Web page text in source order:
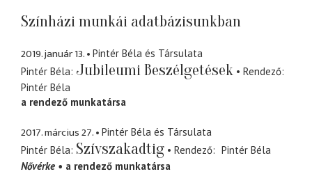
Színházi munkái adatbázisunkban
2019. január 13.
Pintér Béla és Társulata
Pintér Béla Jubileumi Beszélgetések
Rendező
Pintér Béla
a rendező munkatársa
2017. március 27.
Pintér Béla és Társulata
Pintér Béla Szívszakadtig Rendező
Pintér Béla
Nővérke
a rendező munkatársa